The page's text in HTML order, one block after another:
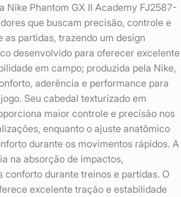
Nike Phantom GX II Academy FJ2587-
que buscam precisão, controle e
as partidas, trazendo um design
desenvolvido para oferecer excelente
em campo; produzida pela Nike,
aderência e performance para
Seu cabedal texturizado em
maior controle e precisão nos
enquanto o ajuste anatômico
durante os movimentos rápidos. A
na absorção de impactos,
conforto durante treinos e partidas. O
excelente tração e estabilidade